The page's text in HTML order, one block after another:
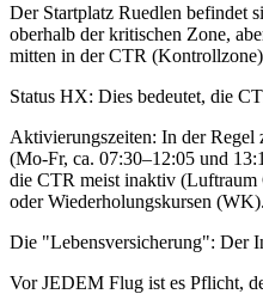
Der Startplatz Ruedlen befindet
oberhalb der kritischen Zone,
mitten in der CTR
Status HX: Dies bedeutet, die
Aktivierungszeiten: In der Regel
(Mo-Fr, ca. 07:30–12:05 und
die CTR meist inaktiv (Luftraum
oder Wiederholungskursen (WK).
Die "Lebensversicherung": Der
Vor JEDEM Flug ist es Pflicht,